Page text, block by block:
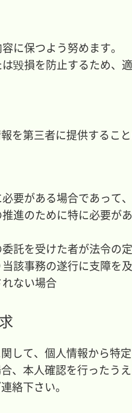
に保つよう努めます。
毀損を防止するため、
を第三者に提供すること
要がある場合であって
進のために特に必要が
託を受けた者が法令の
該事務の遂行に支障を
ない場合
して、個人情報から特
、本人確認を行ったう
絡下さい。